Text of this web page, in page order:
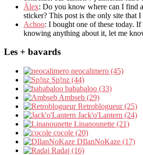
Álex: Do you know where can I find
sticker? This post is the only site that I
Achoo: I bought one of these today.
knowing anything about it, let me
Les + bavards
neocalimero (45)
Sp!nz (44)
bababaloo (33)
Ambseb (29)
Retroblogueur (25)
Jack'o'Lantern (24)
Linanounette (21)
cocole (20)
DIlanNoKaze (17)
Radaj (16)